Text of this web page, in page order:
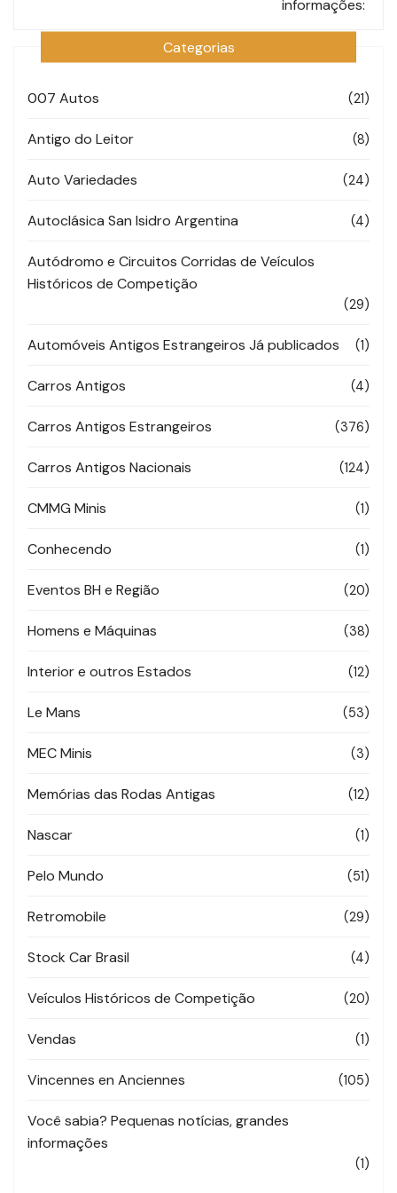
informações:
Categorias
007 Autos (21)
Antigo do Leitor (8)
Auto Variedades (24)
Autoclásica San Isidro Argentina (4)
Autódromo e Circuitos Corridas de Veículos
Históricos de Competição
(29)
Automóveis Antigos Estrangeiros Já publicados (1)
Carros Antigos (4)
Carros Antigos Estrangeiros (376)
Carros Antigos Nacionais (124)
CMMG Minis (1)
Conhecendo (1)
Eventos BH e Região (20)
Homens e Máquinas (38)
Interior e outros Estados (12)
Le Mans (53)
MEC Minis (3)
Memórias das Rodas Antigas (12)
Nascar (1)
Pelo Mundo (51)
Retromobile (29)
Stock Car Brasil (4)
Veículos Históricos de Competição (20)
Vendas (1)
Vincennes en Anciennes (105)
Você sabia? Pequenas notícias, grandes
informações
(1)